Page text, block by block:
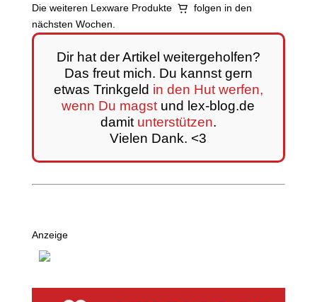
Die weiteren Lexware Produkte
folgen in den
nächsten Wochen.
Dir hat der Artikel weitergeholfen?
Das freut mich. Du kannst gern
etwas Trinkgeld in den Hut werfen,
wenn Du magst und lex-blog.de
damit unterstützen.
Vielen Dank. <3
Anzeige